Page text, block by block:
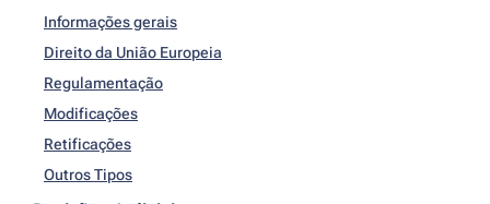
Informações gerais
Direito da União Europeia
Regulamentação
Modificações
Retificações
Outros Tipos